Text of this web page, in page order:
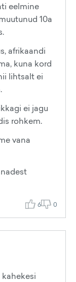
eelmine
10a
afrikaandi
kuna kord
lihtsalt ei
ei jagu
rohkem.
vana
6 0
kahekesi